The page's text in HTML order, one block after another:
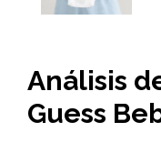
Análisis
Guess